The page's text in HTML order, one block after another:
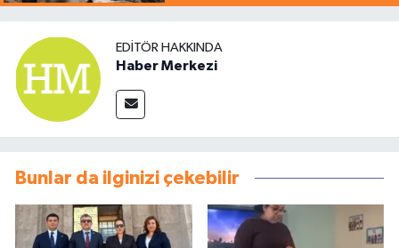
EDITÖR HAKKINDA
Haber Merkezi
Bunlar da ilginizi çekebilir